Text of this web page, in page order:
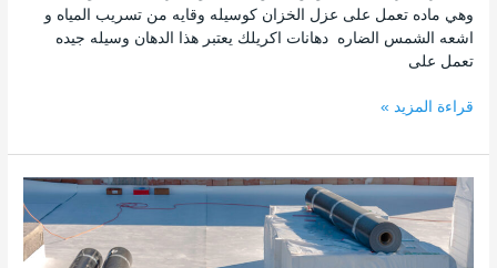
وهي ماده تعمل على عزل الخزان كوسيله وقايه من تسريب المياه و
اشعه الشمس الضاره دهانات اكريلك يعتبر هذا الدهان وسيله جيده
تعمل على
قراءة المزيد »
عزل
الحوائط
والخزانات
وكشف